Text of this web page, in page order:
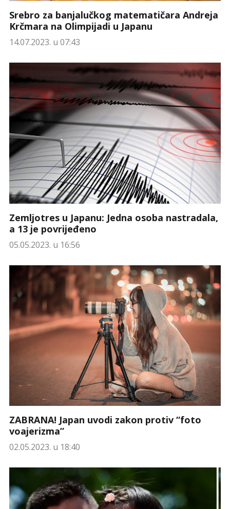
Srebro za banjalučkog matematičara Andreja
Krčmara na Olimpijadi u Japanu
14.07.2023. u 07:43
Zemljotres u Јapanu: Јedna osoba nastradala,
a 13 je povrijeđeno
05.05.2023. u 16:56
ZABRANA! Japan uvodi zakon protiv “foto
voajerizma”
02.05.2023. u 18:40